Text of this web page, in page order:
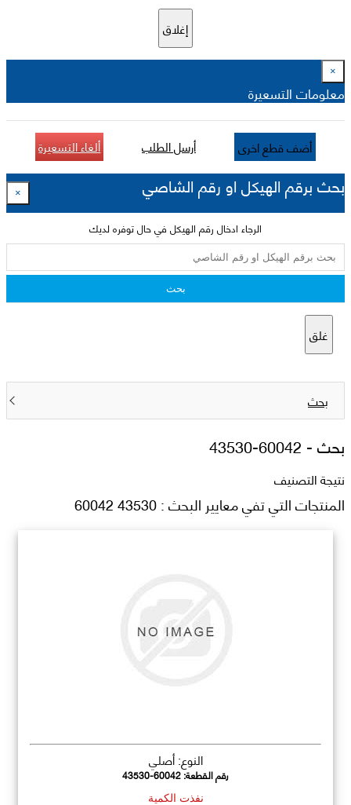
إغلاق
×
معلومات التسعيرة
أضف قطع اخرى أرسل الطلب ألغاء التسعيرة
بحث برقم الهيكل او رقم الشاصي ×
الرجاء ادخال رقم الهيكل في حال توفره لديك
بحث
غلق
بحث
بحث - 43530-60042
نتيجة التصنيف
المنتجات التي تفي معايير البحث : 43530 60042
النوع: أصلي
رقم القطعة:43530-60042
نفذت الكمية